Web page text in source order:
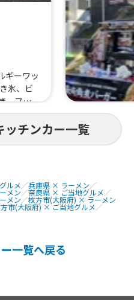
ギーワッ
、フラ
ンクフルト、ベルギーワッフル チョコ
提供商品
ッチンカー一覧
ルメ／兵庫県 × ラーメン／
メン／奈良県 × ご当地グルメ／
メン／枚方市(大阪府) × ラーメン
市(大阪府) × ご当地グルメ／
一覧へ戻る